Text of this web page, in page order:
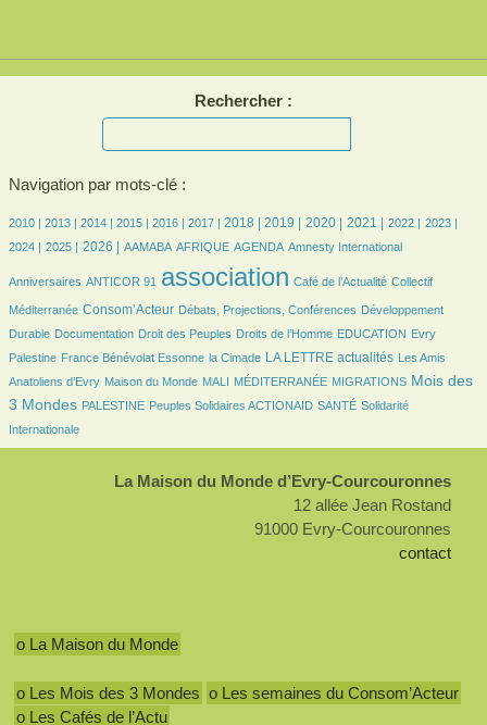
Rechercher :
Navigation par mots-clé :
7/2429
2010 |
7/24292013 |
189/2429 2014 |
357/2429 2015 |
435/2429 2016 |
476/2429 2017 |
656/2429 2018 |
665/2429 2019 |
621/2429 2020 |
625/2429 2021 |
487/2429 2022 |
457/2429 2023 |
484/2429
2024 |
455/2429
2025 |
627/2429 2026 |
71/2429 AAMABA
159/2429 AFRIQUE
471/2429 AGENDA
7/2429 Amnesty International
28/2429
Anniversaires ANTICOR 91 association Café de l’Actualité Collectif
Méditerranée
701/2429 Consom’Acteur
140/2429 Débats, Projections, Conférences
149/2429
Développement
Durable
56/2429Documentation
28/2429 Droit des Peuples
157/2429 Droits de l’Homme
31/2429 EDUCATION
7/2429
Evry
Palestine
102/2429France Bénévolat Essonne
31/2429 la Cimade
782/2429 LA LETTRE actualités
28/2429
Les Amis
Anatoliens d’Evry
84/2429 Maison du Monde
21/2429 MALI
7/2429 MÉDITERRANÉE
134/2429 MIGRATIONS
989/2429
Mois des
3 Mondes
91/2429 PALESTINE
98/2429 Peuples Solidaires ACTIONAID
97/2429 SANTÉ
222/2429
Solidarité
Internationale
La Maison du Monde d’Evry-Courcouronnes
12 allée Jean Rostand
91000 Evry-Courcouronnes
contact
o La Maison du Monde
o Les Mois des 3 Mondes o Les semaines du Consom’Acteur
o Les Cafés de l’Actu